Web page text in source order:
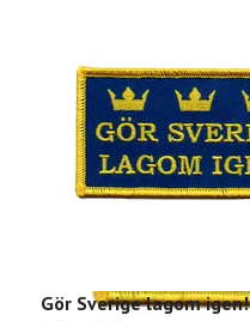
Gör Sverige lagom igen!